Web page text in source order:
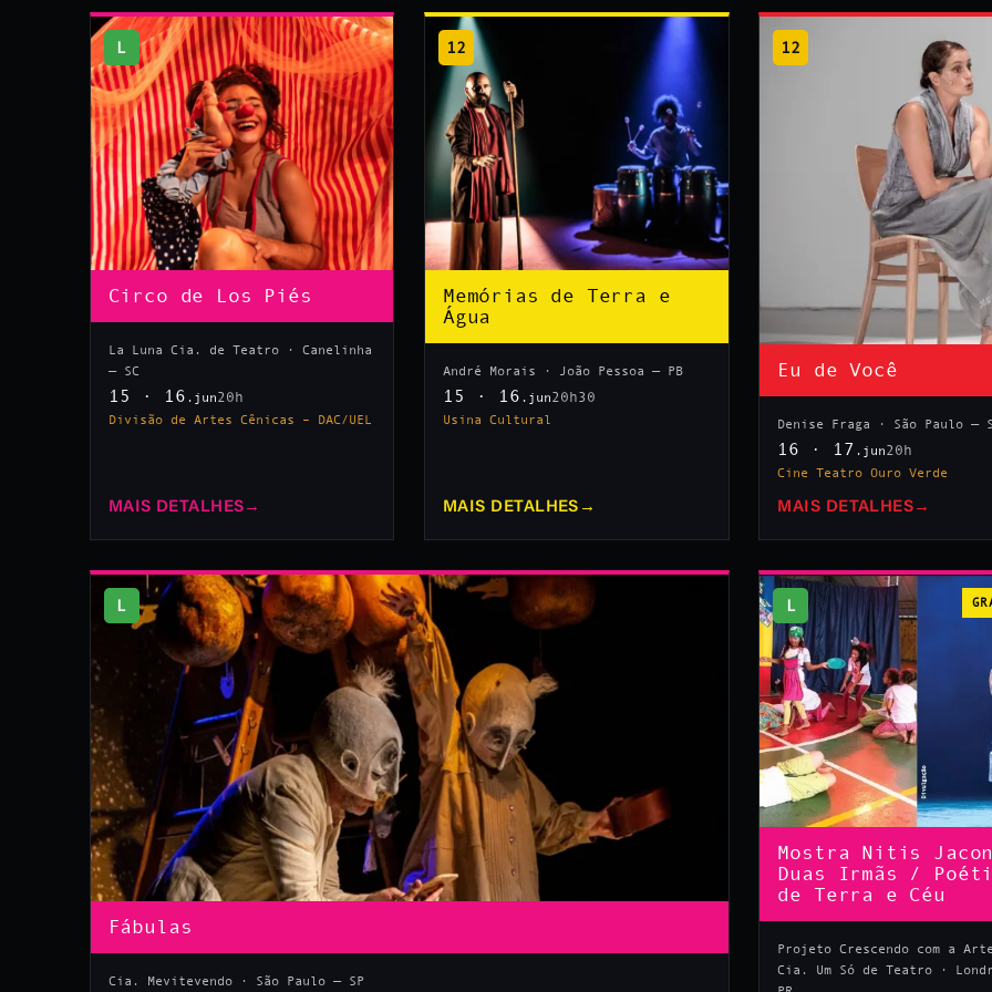
L
Circo de Los Piés
La Luna Cia. de Teatro · Canelinha
— SC
15 · 16 .jun20h
Divisão de Artes Cênicas – DAC/UEL
MAIS DETALHES →
12
Memórias de Terra e
Água
André Morais · João Pessoa — PB
15 · 16 .jun20h30
Usina Cultural
MAIS DETALHES →
12
Eu de Você
Denise Fraga · São Paulo —
16 · 17 .jun20h
Cine Teatro Ouro Verde
MAIS DETALHES →
L
Fábulas
Cia. Mevitevendo · São Paulo — SP
L
Mostra Nitis
Duas Irmãs /
de Terra e Céu
Projeto Crescendo com a
Cia. Um Só de Teatro ·